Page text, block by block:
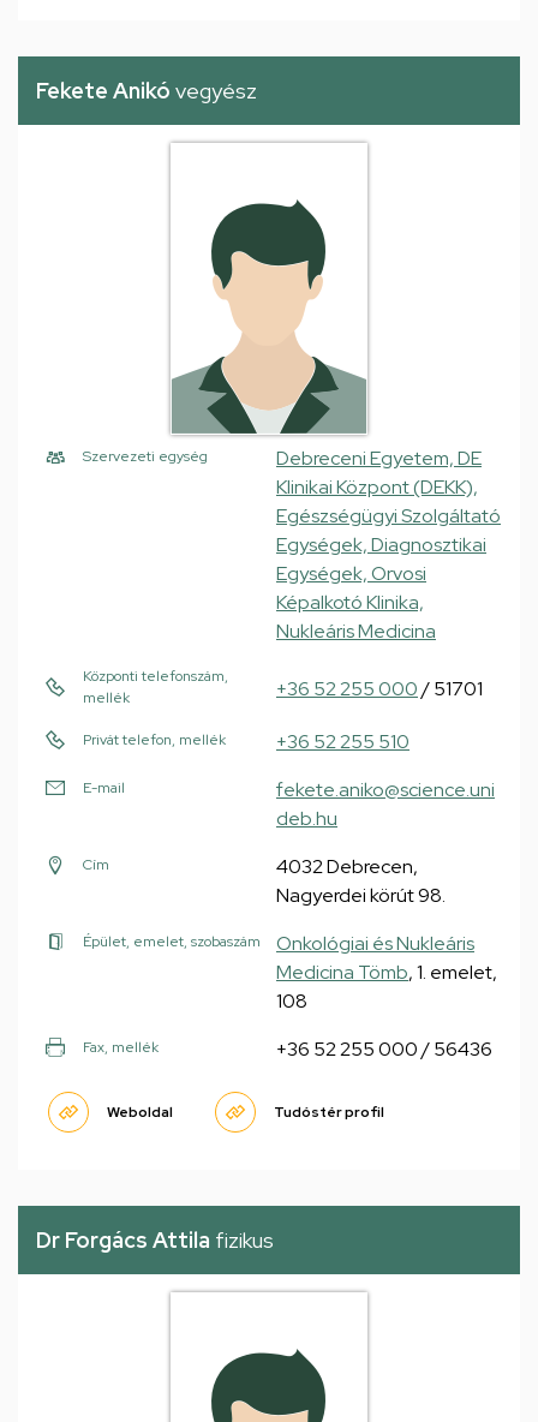
Fekete Anikó vegyész
Szervezeti egység
Debreceni Egyetem, DE
Klinikai Központ (DEKK),
Egészségügyi Szolgáltató
Egységek, Diagnosztikai
Egységek, Orvosi
Képalkotó Klinika,
Nukleáris Medicina
Központi telefonszám,
mellék
+36 52 255 000/ 51701
Privát telefon, mellék +36 52 255 510
E-mail
fekete.aniko@science.uni
deb.hu
Cím
4032 Debrecen,
Nagyerdei körút 98.
Épület, emelet, szobaszám
Onkológiai és Nukleáris
Medicina Tömb, 1. emelet,
108
Fax, mellék +36 52 255 000 / 56436
Weboldal Tudóstér profil
Dr Forgács Attila fizikus